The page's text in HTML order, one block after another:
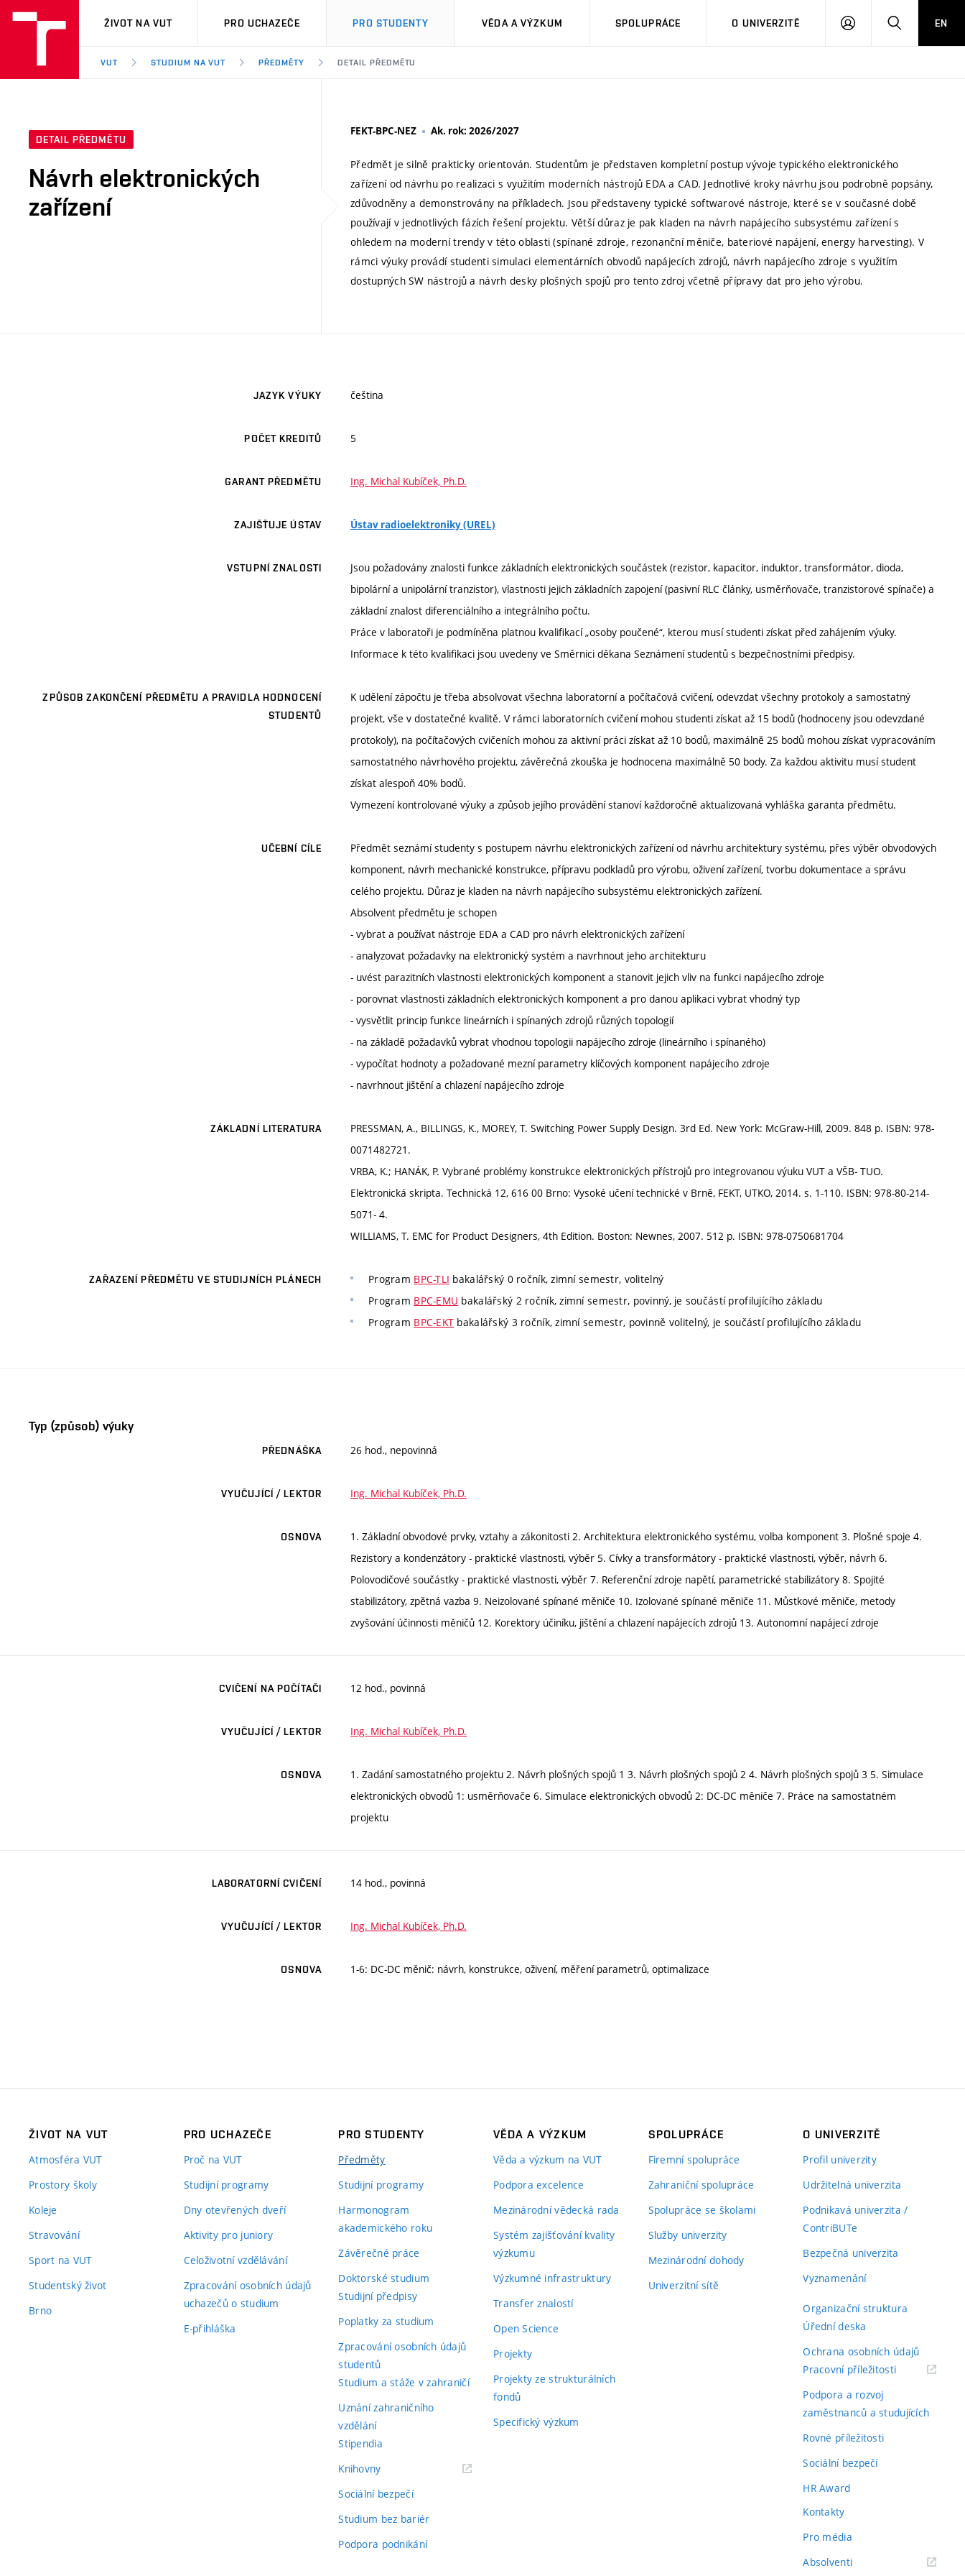
VUT
ŽIVOT NA VUT PRO UCHAZEČE PRO STUDENTY VĚDA A VÝZKUM SPOLUPRÁCE O UNIVERZITĚ
PŘIHLÁSIT HLEDATEN
VUT STUDIUM NA VUT PŘEDMĚTY DETAIL PŘEDMĚTU
DETAIL PŘEDMĚTU
Návrh elektronických
zařízení
FEKT-BPC-NEZ Ak. rok: 2026/2027
Předmět je silně prakticky orientován. Studentům je představen kompletní postup vývoje typického elektronického
zařízení od návrhu po realizaci s využitím moderních nástrojů EDA a CAD. Jednotlivé kroky návrhu jsou podrobně popsány,
zdůvodněny a demonstrovány na příkladech. Jsou představeny typické softwarové nástroje, které se v současné době
používají v jednotlivých fázích řešení projektu. Větší důraz je pak kladen na návrh napájecího subsystému zařízení s
ohledem na moderní trendy v této oblasti (spínané zdroje, rezonanční měniče, bateriové napájení, energy harvesting). V
rámci výuky provádí studenti simulaci elementárních obvodů napájecích zdrojů, návrh napájecího zdroje s využitím
dostupných SW nástrojů a návrh desky plošných spojů pro tento zdroj včetně přípravy dat pro jeho výrobu.
JAZYK VÝUKY čeština
POČET KREDITŮ 5
GARANT PŘEDMĚTU Ing. Michal Kubíček, Ph.D.
ZAJIŠŤUJE ÚSTAV Ústav radioelektroniky (UREL)
VSTUPNÍ ZNALOSTI
Jsou požadovány znalosti funkce základních elektronických součástek (rezistor, kapacitor, induktor, transformátor, dioda,
bipolární a unipolární tranzistor), vlastnosti jejich základních zapojení (pasivní RLC články, usměrňovače, tranzistorové spínače) a
základní znalost diferenciálního a integrálního počtu.
Práce v laboratoři je podmíněna platnou kvalifikací „osoby poučené“, kterou musí studenti získat před zahájením výuky.
Informace k této kvalifikaci jsou uvedeny ve Směrnici děkana Seznámení studentů s bezpečnostními předpisy.
ZPŮSOB ZAKONČENÍ PŘEDMĚTU A PRAVIDLA HODNOCENÍ
STUDENTŮ
K udělení zápočtu je třeba absolvovat všechna laboratorní a počítačová cvičení, odevzdat všechny protokoly a samostatný
projekt, vše v dostatečné kvalitě. V rámci laboratorních cvičení mohou studenti získat až 15 bodů (hodnoceny jsou odevzdané
protokoly), na počítačových cvičeních mohou za aktivní práci získat až 10 bodů, maximálně 25 bodů mohou získat vypracováním
samostatného návrhového projektu, závěrečná zkouška je hodnocena maximálně 50 body. Za každou aktivitu musí student
získat alespoň 40% bodů.
Vymezení kontrolované výuky a způsob jejího provádění stanoví každoročně aktualizovaná vyhláška garanta předmětu.
UČEBNÍ CÍLE
Předmět seznámí studenty s postupem návrhu elektronických zařízení od návrhu architektury systému, přes výběr obvodových
komponent, návrh mechanické konstrukce, přípravu podkladů pro výrobu, oživení zařízení, tvorbu dokumentace a správu
celého projektu. Důraz je kladen na návrh napájecího subsystému elektronických zařízení.
Absolvent předmětu je schopen
- vybrat a používat nástroje EDA a CAD pro návrh elektronických zařízení
- analyzovat požadavky na elektronický systém a navrhnout jeho architekturu
- uvést parazitních vlastnosti elektronických komponent a stanovit jejich vliv na funkci napájecího zdroje
- porovnat vlastnosti základních elektronických komponent a pro danou aplikaci vybrat vhodný typ
- vysvětlit princip funkce lineárních i spínaných zdrojů různých topologií
- na základě požadavků vybrat vhodnou topologii napájecího zdroje (lineárního i spínaného)
- vypočítat hodnoty a požadované mezní parametry klíčových komponent napájecího zdroje
- navrhnout jištění a chlazení napájecího zdroje
ZÁKLADNÍ LITERATURA
PRESSMAN, A., BILLINGS, K., MOREY, T. Switching Power Supply Design. 3rd Ed. New York: McGraw-Hill, 2009. 848 p. ISBN: 978-
0071482721.
VRBA, K.; HANÁK, P. Vybrané problémy konstrukce elektronických přístrojů pro integrovanou výuku VUT a VŠB- TUO.
Elektronická skripta. Technická 12, 616 00 Brno: Vysoké učení technické v Brně, FEKT, UTKO, 2014. s. 1-110. ISBN: 978-80-214-
5071- 4.
WILLIAMS, T. EMC for Product Designers, 4th Edition. Boston: Newnes, 2007. 512 p. ISBN: 978-0750681704
ZAŘAZENÍ PŘEDMĚTU VE STUDIJNÍCH PLÁNECH Program BPC-TLI bakalářský 0 ročník, zimní semestr, volitelný
Program BPC-EMU bakalářský 2 ročník, zimní semestr, povinný, je součástí profilujícího základu
Program BPC-EKT bakalářský 3 ročník, zimní semestr, povinně volitelný, je součástí profilujícího základu
Typ (způsob) výuky
PŘEDNÁŠKA 26 hod., nepovinná
VYUČUJÍCÍ / LEKTOR Ing. Michal Kubíček, Ph.D.
OSNOVA
1. Základní obvodové prvky, vztahy a zákonitosti 2. Architektura elektronického systému, volba komponent 3. Plošné spoje 4.
Rezistory a kondenzátory - praktické vlastnosti, výběr 5. Cívky a transformátory - praktické vlastnosti, výběr, návrh 6.
Polovodičové součástky - praktické vlastnosti, výběr 7. Referenční zdroje napětí, parametrické stabilizátory 8. Spojité
stabilizátory, zpětná vazba 9. Neizolované spínané měniče 10. Izolované spínané měniče 11. Můstkové měniče, metody
zvyšování účinnosti měničů 12. Korektory účiníku, jištění a chlazení napájecích zdrojů 13. Autonomní napájecí zdroje
CVIČENÍ NA POČÍTAČI 12 hod., povinná
VYUČUJÍCÍ / LEKTOR Ing. Michal Kubíček, Ph.D.
OSNOVA
1. Zadání samostatného projektu 2. Návrh plošných spojů 1 3. Návrh plošných spojů 2 4. Návrh plošných spojů 3 5. Simulace
elektronických obvodů 1: usměrňovače 6. Simulace elektronických obvodů 2: DC-DC měniče 7. Práce na samostatném
projektu
LABORATORNÍ CVIČENÍ 14 hod., povinná
VYUČUJÍCÍ / LEKTOR Ing. Michal Kubíček, Ph.D.
OSNOVA 1-6: DC-DC měnič: návrh, konstrukce, oživení, měření parametrů, optimalizace
ŽIVOT NA VUT
Atmosféra VUT
Prostory školy
Koleje
Stravování
Sport na VUT
Studentský život
Brno
PRO UCHAZEČE
Proč na VUT
Studijní programy
Dny otevřených dveří
Aktivity pro juniory
Celoživotní vzdělávání
Zpracování osobních údajů
uchazečů o studium
E-přihláška
PRO STUDENTY
Předměty
Studijní programy
Harmonogram
akademického roku
Závěrečné práce
Doktorské studium
Studijní předpisy
Poplatky za studium
Zpracování osobních údajů
studentů
Studium a stáže v zahraničí
Uznání zahraničního
vzdělání
Stipendia
Knihovny(externí
Sociální bezpečí
Studium bez bariér
Podpora podnikání
VĚDA A VÝZKUM
Věda a výzkum na VUT
Podpora excelence
Mezinárodní vědecká rada
Systém zajišťování kvality
výzkumu
Výzkumné infrastruktury
Transfer znalostí
Open Science
Projekty
Projekty ze strukturálních
fondů
Specifický výzkum
SPOLUPRÁCE
Firemní spolupráce
Zahraniční spolupráce
Spolupráce se školami
Služby univerzity
Mezinárodní dohody
Univerzitní sítě
O UNIVERZITĚ
Profil univerzity
Udržitelná univerzita
Podnikavá univerzita /
ContriBUTe
Bezpečná univerzita
Vyznamenání
Organizační struktura
Úřední deska
Ochrana osobních údajů
Pracovní příležitosti(externí
Podpora a rozvoj
zaměstnanců a studujících
Rovné příležitosti
Sociální bezpečí
HR Award
Kontakty
Pro média
Absolventi(externí